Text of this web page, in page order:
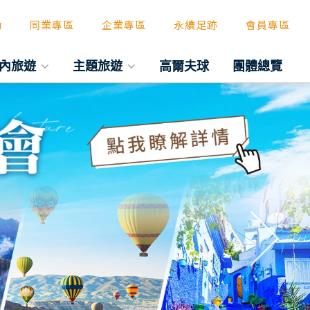
同業專區 企業專區 永續足跡 會員專區
旅遊 主題旅遊 高爾夫球 團體總覽
往後